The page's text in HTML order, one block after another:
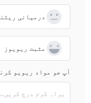
درمیانی
مثبت ریویوز
آپ جو مواد ریویو
براہ کرم درج